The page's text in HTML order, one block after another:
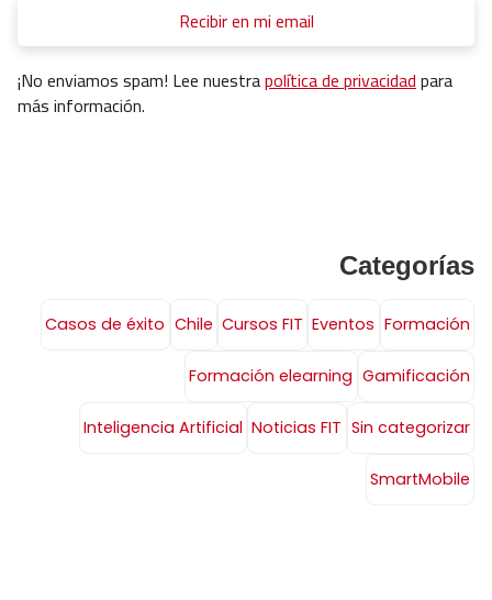
¡No enviamos spam! Lee nuestrapolítica de privacidadpara
más información.
Categorías
Casos de éxito Chile Cursos FIT Eventos Formación
Formación elearning Gamificación
Inteligencia Artificial Noticias FIT Sin categorizar
SmartMobile